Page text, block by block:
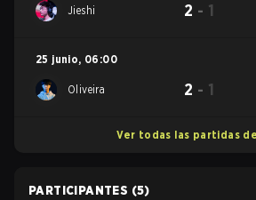
Jieshi 2 - 1
25 junio, 06:00
Oliveira 2 - 1
Ver todas las partidas de
PARTICIPANTES (5)